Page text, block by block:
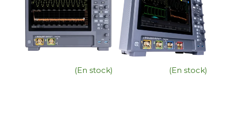
(En stock) (En stock)